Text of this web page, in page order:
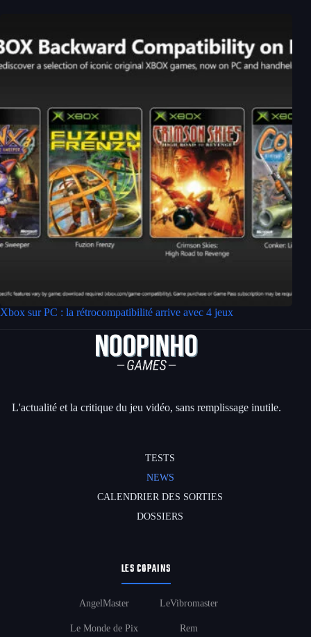
Xbox sur PC : la rétrocompatibilité arrive avec 4 jeux
L'actualité et la critique du jeu vidéo, sans remplissage inutile.
TESTS
NEWS
CALENDRIER DES SORTIES
DOSSIERS
LES COPAINS
AngelMaster
Le Monde de Pix
LeVibromaster
Rem